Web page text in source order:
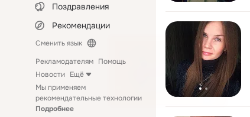
Поздравления
Рекомендации
Сменить язык
Рекламодателям Помощь
Новости Ещё
Мы применяем
рекомендательные технологии
Подробнее